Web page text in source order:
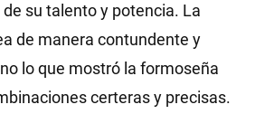
su talento y potencia. La
de manera contundente y
lo que mostró la formoseña
certeras y precisas.